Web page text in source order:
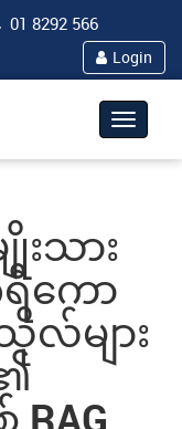
01 8292 566
Login
Toggle
းသား
ကော
များ
RAG